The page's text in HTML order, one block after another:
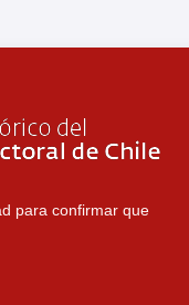
para confirmar que